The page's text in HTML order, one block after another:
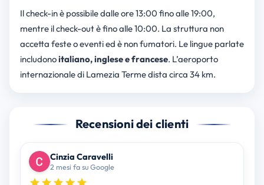
Il check-in è possibile dalle ore 13:00 fino alle 19:00,
mentre il check-out è fino alle 10:00. La struttura non
accetta feste o eventi ed è non fumatori. Le lingue parlate
includonoitaliano, inglese e francese. L’aeroporto
internazionale di Lamezia Terme dista circa 34 km.
Recensioni dei clienti
Cinzia Caravelli
2 mesi fa su Google